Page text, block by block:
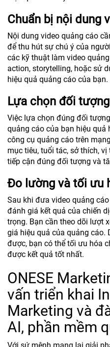
Chuẩn bị nội dung
Nội dung video quảng cáo
để thu hút sự chú ý của
các kỹ thuật làm video
action, storytelling, hoặc sử
hiệu quả quảng cáo của bạn.
Lựa chọn đối
Việc lựa chọn đúng đối
quảng cáo của bạn hiệu quả
công cụ quảng cáo trên
mục tiêu, tuổi tác, sở thích,
tiếp cận đúng đối tượng và
Đo lường và tối ưu
Sau khi đưa video quảng
đánh giá kết quả của chiến
trọng. Bạn cần theo dõi lượt
giá hiệu quả của quảng cáo.
được, bạn có thể tối ưu hóa
được kết quả tốt nhất.
ONESE
vấn triển khai
Marketing và
AI, phần mềm